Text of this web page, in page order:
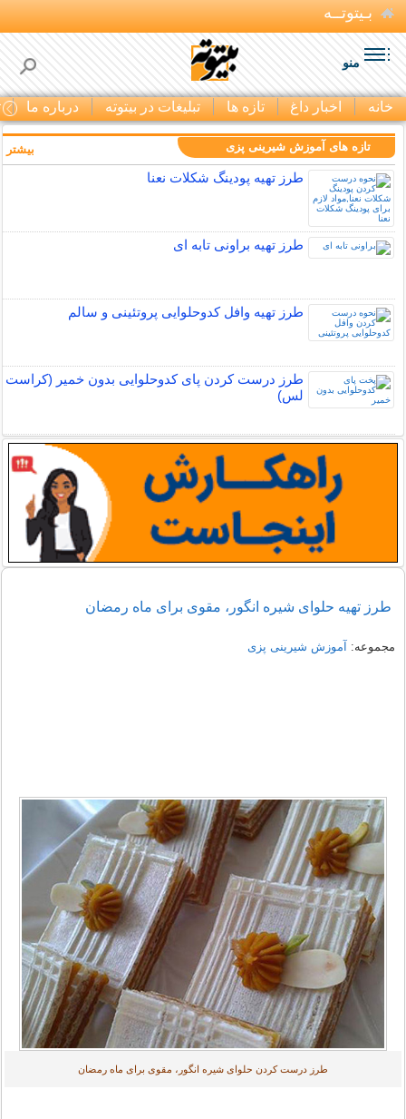
بـیتوتــه
منو
خانه اخبار داغ تازه ها تبلیغات در بیتوته درباره ما
تازه های آموزش شیرینی پزی
طرز تهیه پودینگ شکلات نعنا
طرز تهیه براونی تابه ای
طرز تهیه وافل کدوحلوایی پروتئینی و سالم
طرز درست کردن پای کدوحلوایی بدون خمیر (کراست
لس)
بیشتر
طرز تهیه حلوای شیره انگور، مقوی برای ماه رمضان
مجموعه: آموزش شیرینی پزی
طرز درست کردن حلوای شیره انگور، مقوی برای ماه رمضان